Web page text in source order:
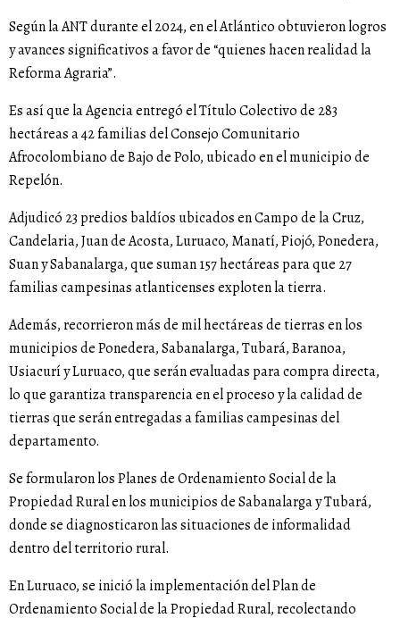
Según la ANT durante el 2024, en el Atlántico obtuvieron logros
y avances significativos a favor de “quienes hacen realidad la
Reforma Agraria”.
Es así que la Agencia entregó el Título Colectivo de 283
hectáreas a 42 familias del Consejo Comunitario
Afrocolombiano de Bajo de Polo, ubicado en el municipio de
Repelón.
Adjudicó 23 predios baldíos ubicados en Campo de la Cruz,
Candelaria, Juan de Acosta, Luruaco, Manatí, Piojó, Ponedera,
Suan y Sabanalarga, que suman 157 hectáreas para que 27
familias campesinas atlanticenses exploten la tierra.
Además, recorrieron más de mil hectáreas de tierras en los
municipios de Ponedera, Sabanalarga, Tubará, Baranoa,
Usiacurí y Luruaco, que serán evaluadas para compra directa,
lo que garantiza transparencia en el proceso y la calidad de
tierras que serán entregadas a familias campesinas del
departamento.
Se formularon los Planes de Ordenamiento Social de la
Propiedad Rural en los municipios de Sabanalarga y Tubará,
donde se diagnosticaron las situaciones de informalidad
dentro del territorio rural.
En Luruaco, se inició la implementación del Plan de
Ordenamiento Social de la Propiedad Rural, recolectando